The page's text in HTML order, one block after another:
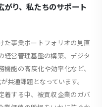
がり、私たちのサポート
た事業ポートフォリオの見直
経営管理基盤の構築、デジタ
能の高度化や効率化など、
共通課題となっています。
着する中、被買収企業のガバ